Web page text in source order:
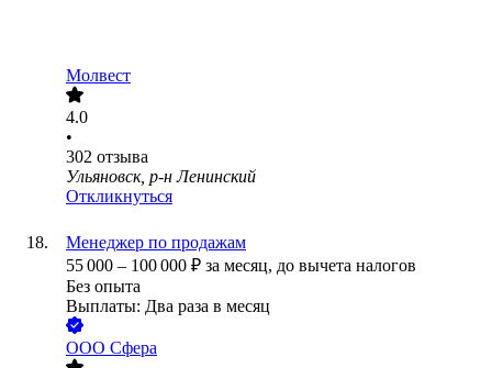
Молвест
4.0
•
302 отзыва
Ульяновск, р-н Ленинский
Откликнуться
Менеджер по продажам
55 000 – 100 000 ₽ за месяц, до вычета налогов
Без опыта
Выплаты: Два раза в месяц
ООО Сфера